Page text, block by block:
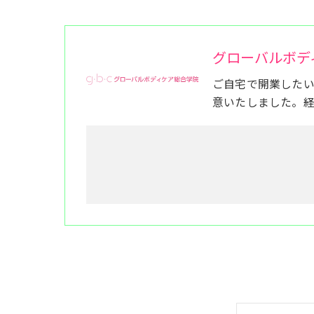
グローバルボ
ご自宅で開業した
意いたしました。